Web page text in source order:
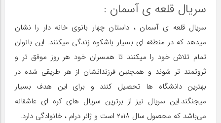
سریال قلعه ی آسمان :
سریال قلعه ی آسمان ، داستان چهار بانوی خانه دار را نشان
میدهد که در منطقه ای بسیار باشکوه زندگی میکنند. این بانوان
تمام تلاش خود را میکنند تا همسران خود هر روز موفق تر و
ثروتمند تر شوند و همچنین فرزندانشان از هر طریقی شده در
بهترین دانشگاه ها تحصیل کنند و برای این هدف بسیار
میجنگند.این سریال نیز از برترین سریال های کره ای عاشقانه
می‌باشد که محصول سال ۲۰۱۸ است و ژانر درام ، خانوادگی دارد.